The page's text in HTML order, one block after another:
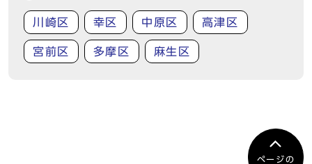
川崎区 幸区 中原区 高津区
宮前区 多摩区 麻生区
ページの